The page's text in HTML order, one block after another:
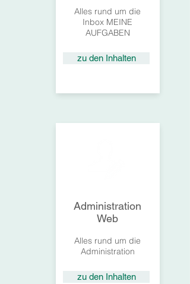
Alles rund um die
Inbox MEINE
AUFGABEN
zu den Inhalten
Administration
Web
Alles rund um die
Administration
zu den Inhalten